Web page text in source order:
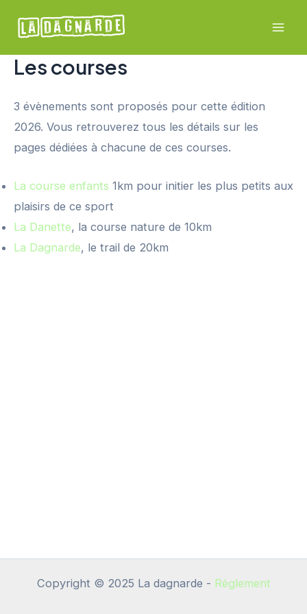
Les courses
3 évènements sont proposés pour cette édition
2026. Vous retrouverez tous les détails sur les
pages dédiées à chacune de ces courses.
La course enfants 1km pour initier les plus petits aux
plaisirs de ce sport
La Danette, la course nature de 10km
La Dagnarde, le trail de 20km
Copyright © 2025 La dagnarde - Règlement